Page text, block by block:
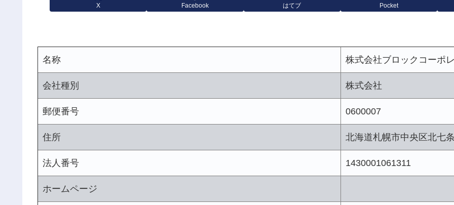
X Facebook はてブ Pocket
名称 株式会社ブロックコーポ
会社種別 株式会社
郵便番号 0600007
住所 北海道札幌市中央区北七
法人番号 1430001061311
ホームページ